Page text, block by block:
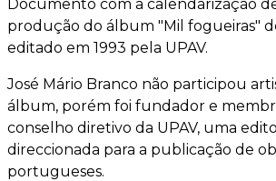
Documento com a calendarização
produção do álbum "Mil fogueiras"
editado em 1993 pela UPAV.
José Mário Branco não participou
álbum, porém foi fundador e
conselho diretivo da UPAV, uma
direccionada para a publicação de
portugueses.